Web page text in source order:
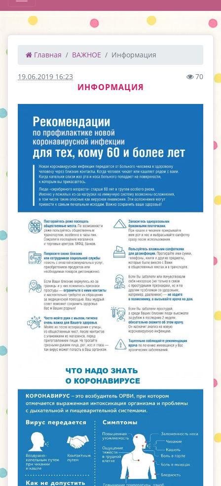
Главная ВАЖНОЕ Информация
19.06.2019 16:23 70
ИНФОРМАЦИЯ